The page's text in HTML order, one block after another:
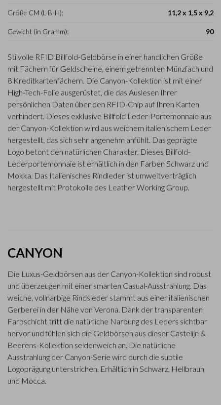
Größe CM (L-B-H): 11,2 x 1,5 x 9,2
Gewicht (in Gramm): 90
Stilvolle RFID Billfold-Geldbörse in einer handlichen Größe
mit Fächern für Geldscheine, einem getrennten Münzfach und
8 Kreditkartenfächern. Die Canyon-Kollektion ist mit einer
High-Tech-Folie ausgerüstet, die das Auslesen Ihrer
persönlichen Daten über den RFID-Chip auf Ihren Karten
verhindert. Dieses exklusive Billfold Leder-Portemonnaie aus
der Canyon-Kollektion wird aus weichem italienischem Leder
hergestellt, das sich sehr angenehm anfühlt. Das geprägte
Logo betont den natürlichen Charakter. Dieses Billfold-
Lederportemonnaie ist erhältlich in den Farben Schwarz und
Mokka. Das Italienisches Rindleder ist umweltverträglich
hergestellt mit Protokolle des Leather Working Group.
CANYON
Die Luxus-Geldbörsen aus der Canyon-Kollektion sind robust
und überzeugen mit einer smarten Casual-Ausstrahlung. Das
weiche, vollnarbige Rindsleder stammt aus einer italienischen
Gerberei in der Nähe von Verona. Dank der transparenten
Farbschicht tritt die natürliche Narbung des Leders sichtbar
hervor und fühlen sich die Geldbörsen aus dieser Castelijn &
Beerens-Kollektion seidenweich an. Die natürliche
Ausstrahlung der Canyon-Serie wird durch die subtile
Logoprägung unterstrichen. Erhältlich in Schwarz, Hellbraun
und Mocca.